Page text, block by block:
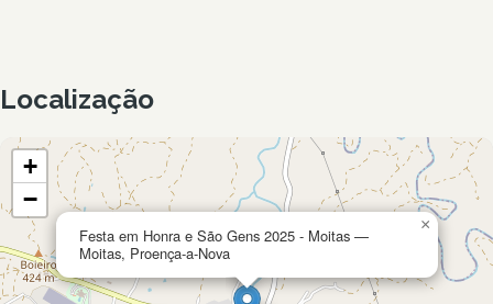
Localização
Festa em Honra e São Gens 2025 - Moitas —
Moitas, Proença-a-Nova
×
+
−